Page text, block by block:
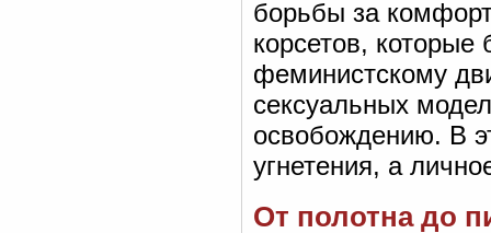
борьбы за
корсетов,
феминистскому
сексуальных
освобождению. В
угнетения, а
От полотна до